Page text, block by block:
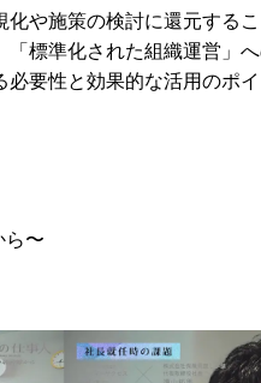
や施策の検討に還元する
「標準化された組織運営」
要性と効果的な活用のポイ
ら〜